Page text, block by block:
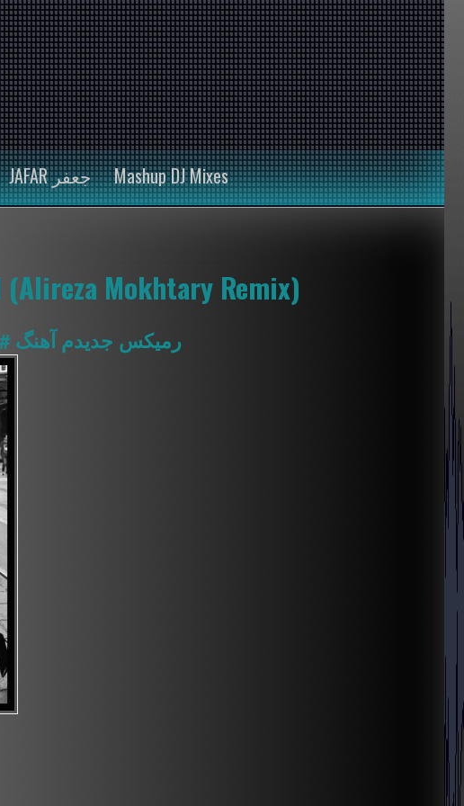
JAFAR جعفر Mashup DJ Mixes
Mokhtary Remix)
#رمیکس جدیدم آهنگ